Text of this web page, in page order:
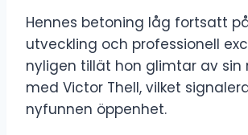
Hennes betoning låg fortsatt
utveckling och professionell
nyligen tillät hon glimtar av sin
med Victor Thell, vilket
nyfunnen öppenhet.